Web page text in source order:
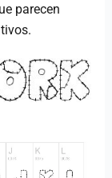
parecen